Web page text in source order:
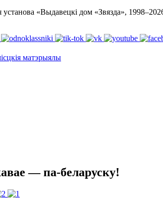
«Выдавецкі дом «Звязда», 1998–
матэрыялы
— па-беларуску!